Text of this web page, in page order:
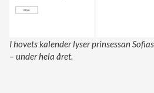
I hovets kalender lyser prinsessan
– under hela året.